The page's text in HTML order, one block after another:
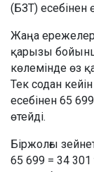
(БЗТ) есебінен
Жаңа
қарызы
көлемінде өз
Тек содан
есебінен 65
өтейді.
Біржолғы
65 699 = 34